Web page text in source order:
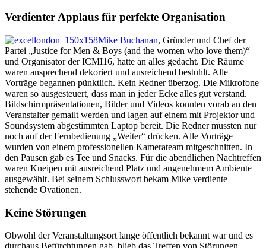
Verdienter Applaus für perfekte Organisation
Mike Buchanan, Gründer und Chef der
Partei „Justice for Men & Boys (and the women who love them)“
und Organisator der ICMI16, hatte an alles gedacht. Die Räume
waren ansprechend dekoriert und ausreichend bestuhlt. Alle
Vorträge begannen pünktlich. Kein Redner überzog. Die Mikrofone
waren so ausgesteuert, dass man in jeder Ecke alles gut verstand.
Bildschirmpräsentationen, Bilder und Videos konnten vorab an den
Veranstalter gemailt werden und lagen auf einem mit Projektor und
Soundsystem abgestimmten Laptop bereit. Die Redner mussten nur
noch auf der Fernbedienung „Weiter“ drücken. Alle Vorträge
wurden von einem professionellen Kamerateam mitgeschnitten. In
den Pausen gab es Tee und Snacks. Für die abendlichen Nachtreffen
waren Kneipen mit ausreichend Platz und angenehmem Ambiente
ausgewählt. Bei seinem Schlusswort bekam Mike verdiente
stehende Ovationen.
Keine Störungen
Obwohl der Veranstaltungsort lange öffentlich bekannt war und es